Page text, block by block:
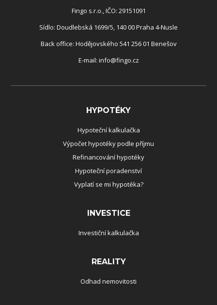
Fingo s.r.o., IČO: 29151091
Sídlo: Doudlebská 1699/5, 140 00 Praha 4-Nusle
Back office: Hodějovského 541 256 01 Benešov
E-mail: info@fingo.cz
HYPOTÉKY
Hypoteční kalkulačka
Výpočet hypotéky podle příjmu
Refinancování hypotéky
Hypoteční poradenství
Vyplatí se mi hypotéka?
INVESTICE
Investiční kalkulačka
REALITY
Odhad nemovitosti